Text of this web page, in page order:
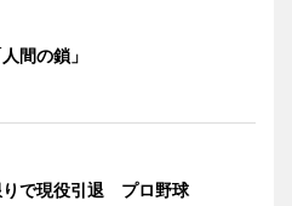
人間の鎖」
りで現役引退 プロ野球